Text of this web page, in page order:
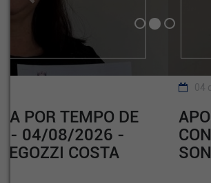
APOSENTADORIA POR
CONTRIBUIÇÃO - 04/
SONIA APARECIDA